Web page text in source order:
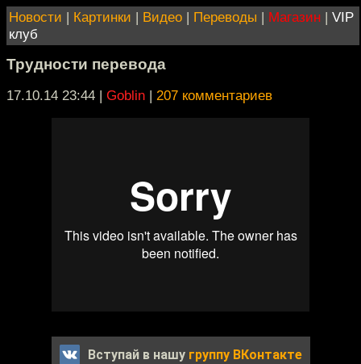
Новости | Картинки | Видео | Переводы | Магазин | VIP
клуб
Трудности перевода
17.10.14 23:44 | Goblin | 207 комментариев
Вступай в нашу группу ВКонтакте